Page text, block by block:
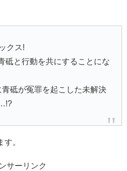
クス!
砥と行動を共にすることにな
砥が冤罪を起こした未解決
。
サーリンク